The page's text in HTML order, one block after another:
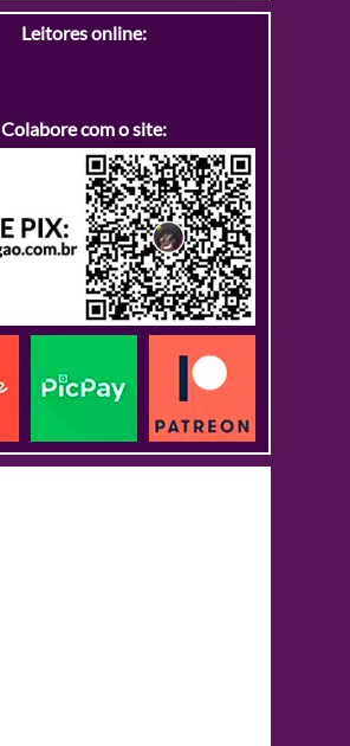
Leitores online:
Colabore com o site: